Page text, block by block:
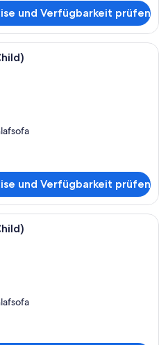
und Verfügbarkeit prüfen
Zimmersafe, Schreibtisch,
und Verfügbarkeit prüfen
Zimmersafe, Schreibtisch,